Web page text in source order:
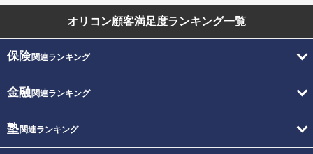
オリコン顧客満足度ランキング一覧
保険関連ランキング
金融関連ランキング
塾関連ランキング